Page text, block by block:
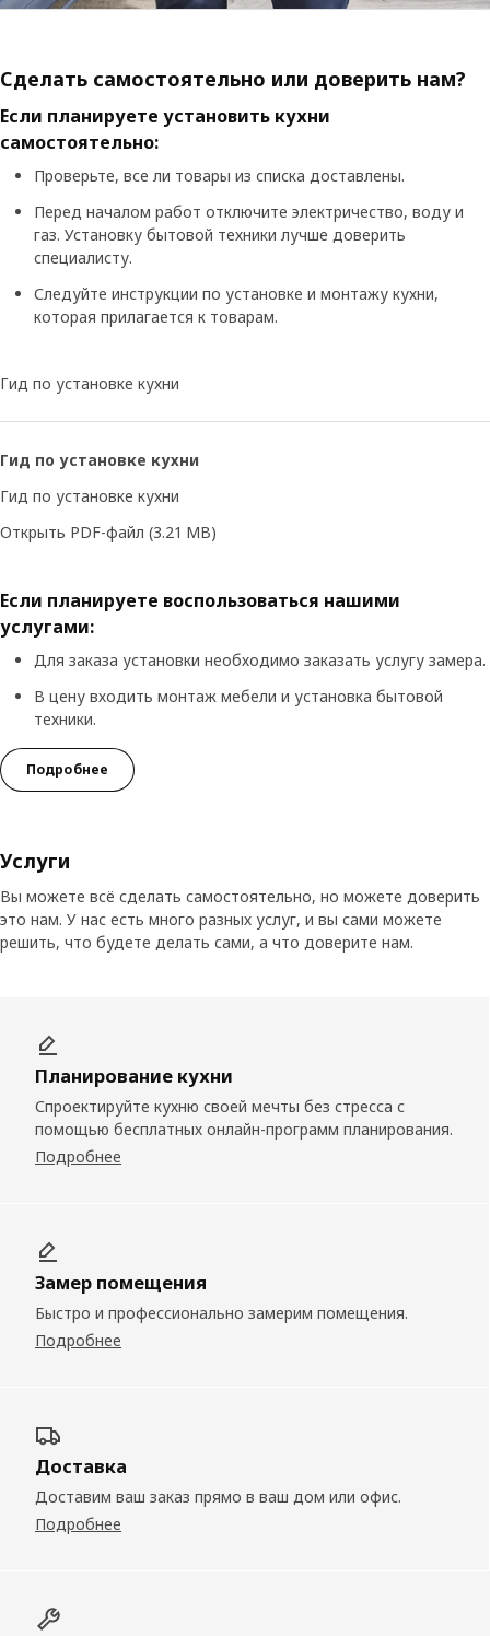
Сделать самостоятельно или доверить нам?
Если планируете установить кухни
самостоятельно:
Проверьте, все ли товары из списка доставлены.
Перед началом работ отключите электричество, воду и
газ. Установку бытовой техники лучше доверить
специалисту.
Следуйте инструкции по установке и монтажу кухни,
которая прилагается к товарам.
Гид по установке кухни
Гид по установке кухни
Гид по установке кухни
Открыть PDF-файл (3.21 MB)
Если планируете воспользоваться нашими
услугами:
Для заказа установки необходимо заказать услугу замера.
В цену входить монтаж мебели и установка бытовой
техники.
Подробнее
Услуги
Вы можете всё сделать самостоятельно, но можете доверить
это нам. У нас есть много разных услуг, и вы сами можете
решить, что будете делать сами, а что доверите нам.
Планирование кухни
Спроектируйте кухню своей мечты без стресса с
помощью бесплатных онлайн-программ планирования.
Подробнее
Замер помещения
Быстро и профессионально замерим помещения.
Подробнее
Доставка
Доставим ваш заказ прямо в ваш дом или офис.
Подробнее